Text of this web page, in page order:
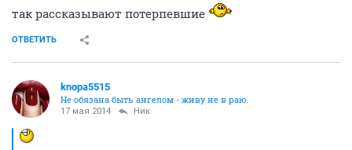
так рассказывают потерпевшие
ОТВЕТИТЬ
knopa5515
Не обязана быть ангелом - живу не в раю.
17 мая 2014 Ник